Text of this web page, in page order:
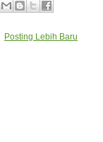
Posting Lebih Baru